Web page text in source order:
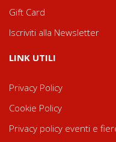
Gift Card
Iscriviti alla Newsletter
LINK UTILI
Privacy Policy
Cookie Policy
Privacy policy eventi e